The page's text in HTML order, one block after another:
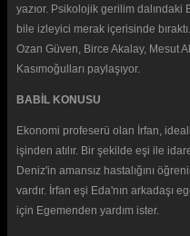
yazıor. Psikolojik gerilim dalındaki
bile izleyici merak içerisinde
Ozan Güven, Birce Akalay, Mesut
Kasımoğulları paylaşıyor.
BABİL KONUSU
Ekonomi profeserü olan İrfan,
işinden atılır. Bir şekilde eşi ile
Deniz'in amansız hastalığını
vardır. İrfan eşi Eda'nın arkadaşı
için Egemenden yardım ister.